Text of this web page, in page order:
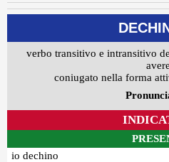
verbo transitivo e intransitivo
coniugato nella forma
io dechino